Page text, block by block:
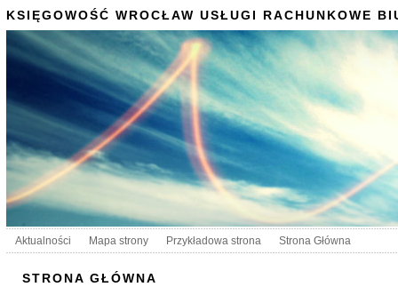
KSIĘGOWOŚĆ WROCŁAW USŁUGI RACHUNKOWE
Aktualności Mapa strony Przykładowa strona Strona Główna
STRONA GŁÓWNA